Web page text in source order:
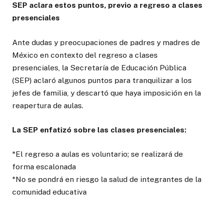
SEP aclara estos puntos, previo a regreso a clases
presenciales
Ante dudas y preocupaciones de padres y madres de
México en contexto del regreso a clases
presenciales, la Secretaría de Educación Pública
(SEP) aclaró algunos puntos para tranquilizar a los
jefes de familia, y descartó que haya imposición en la
reapertura de aulas.
La SEP enfatizó sobre las clases presenciales:
*El regreso a aulas es voluntario; se realizará de
forma escalonada
*No se pondrá en riesgo la salud de integrantes de la
comunidad educativa